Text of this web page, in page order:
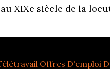
XIXe siècle de la
Offres D'emploi